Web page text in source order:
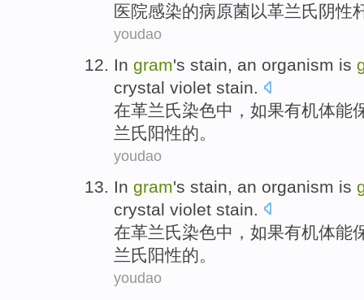
医院感染的病原菌以革兰氏阴性
youdao
In gram's stain, an organism is
crystal violet stain.
在革兰氏染色中， 如果有机体能
兰氏阳性的。
youdao
In gram's stain , an organism is
crystal violet stain
在革兰氏染色中， 如果有机体能
兰氏阳性的。
youdao